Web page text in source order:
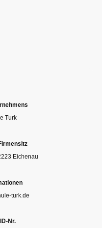
Turk
Eichenau
turk.de
Nr.